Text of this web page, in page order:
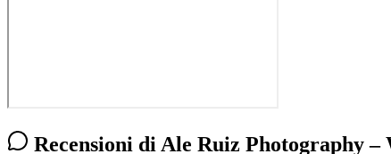
Recensioni di Ale Ruiz Photography